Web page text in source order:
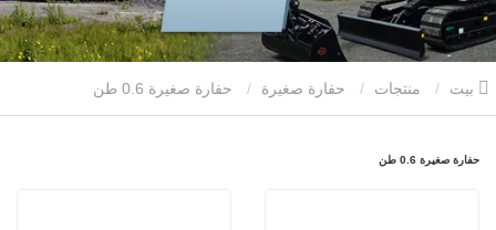
منتجات حفارة صغيرة
حفارة صغيرة 0.6 طن